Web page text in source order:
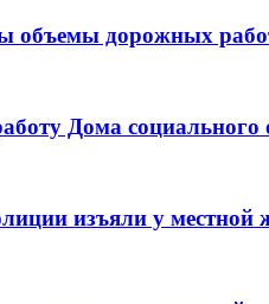
объемы дорожных
Дома социального
изъяли у